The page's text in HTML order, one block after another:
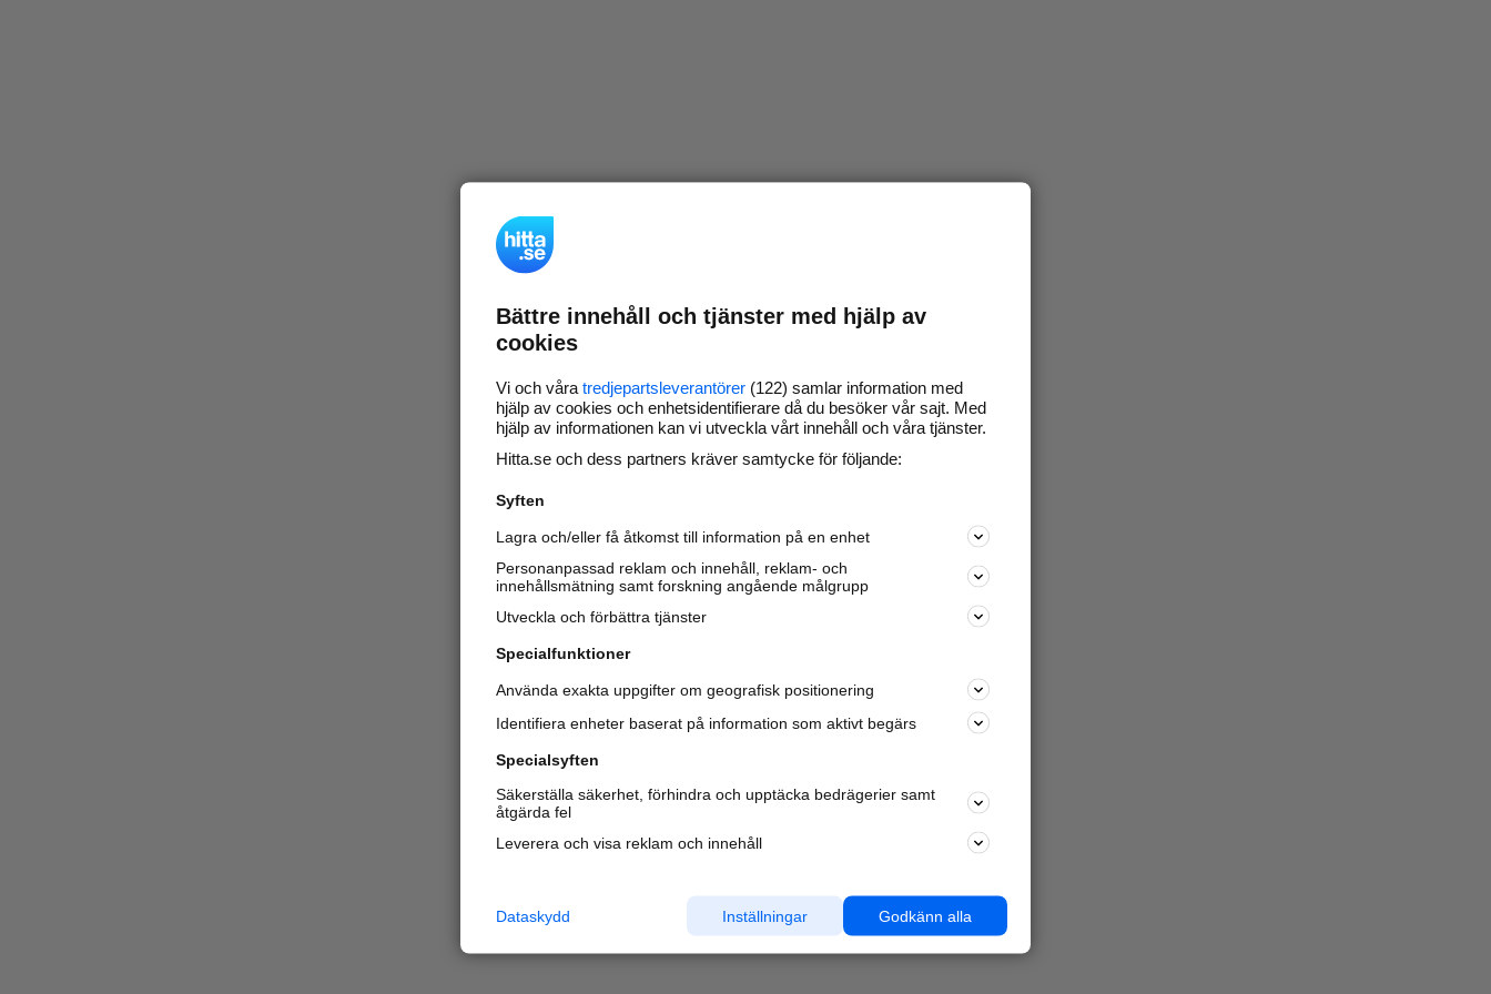
Bättre innehåll och tjänster med hjälp av
cookies
Vi och våra tredjepartsleverantörer (122) samlar information med
hjälp av cookies och enhetsidentifierare då du besöker vår sajt. Med
hjälp av informationen kan vi utveckla vårt innehåll och våra tjänster.
Hitta.se och dess partners kräver samtycke för följande:
Syften
Lagra och/eller få åtkomst till information på en enhet
Personanpassad reklam och innehåll, reklam- och
innehållsmätning samt forskning angående målgrupp
Utveckla och förbättra tjänster
Specialfunktioner
Använda exakta uppgifter om geografisk positionering
Identifiera enheter baserat på information som aktivt begärs
Specialsyften
Säkerställa säkerhet, förhindra och upptäcka bedrägerier samt
åtgärda fel
Leverera och visa reklam och innehåll
Godkänn alla
Inställningar
Dataskydd